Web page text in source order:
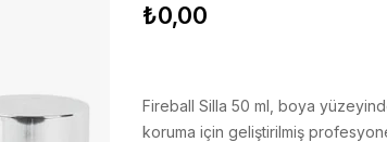
₺0,00
Fireball Silla 50 ml, boya
koruma için geliştirilmiş